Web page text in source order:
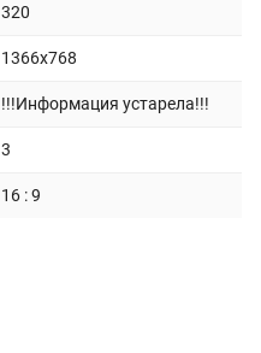
320
1366x768
!!!Информация устарела!!!
3
16 : 9